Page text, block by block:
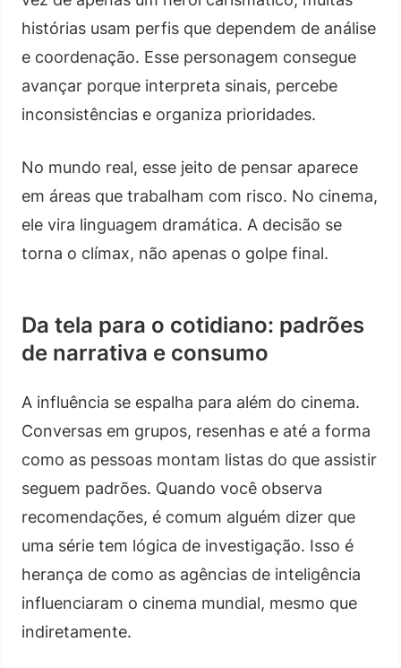
histórias usam perfis que dependem de análise
e coordenação. Esse personagem consegue
avançar porque interpreta sinais, percebe
inconsistências e organiza prioridades.
No mundo real, esse jeito de pensar aparece
em áreas que trabalham com risco. No cinema,
ele vira linguagem dramática. A decisão se
torna o clímax, não apenas o golpe final.
Da tela para o cotidiano: padrões
de narrativa e consumo
A influência se espalha para além do cinema.
Conversas em grupos, resenhas e até a forma
como as pessoas montam listas do que assistir
seguem padrões. Quando você observa
recomendações, é comum alguém dizer que
uma série tem lógica de investigação. Isso é
herança de como as agências de inteligência
influenciaram o cinema mundial, mesmo que
indiretamente.